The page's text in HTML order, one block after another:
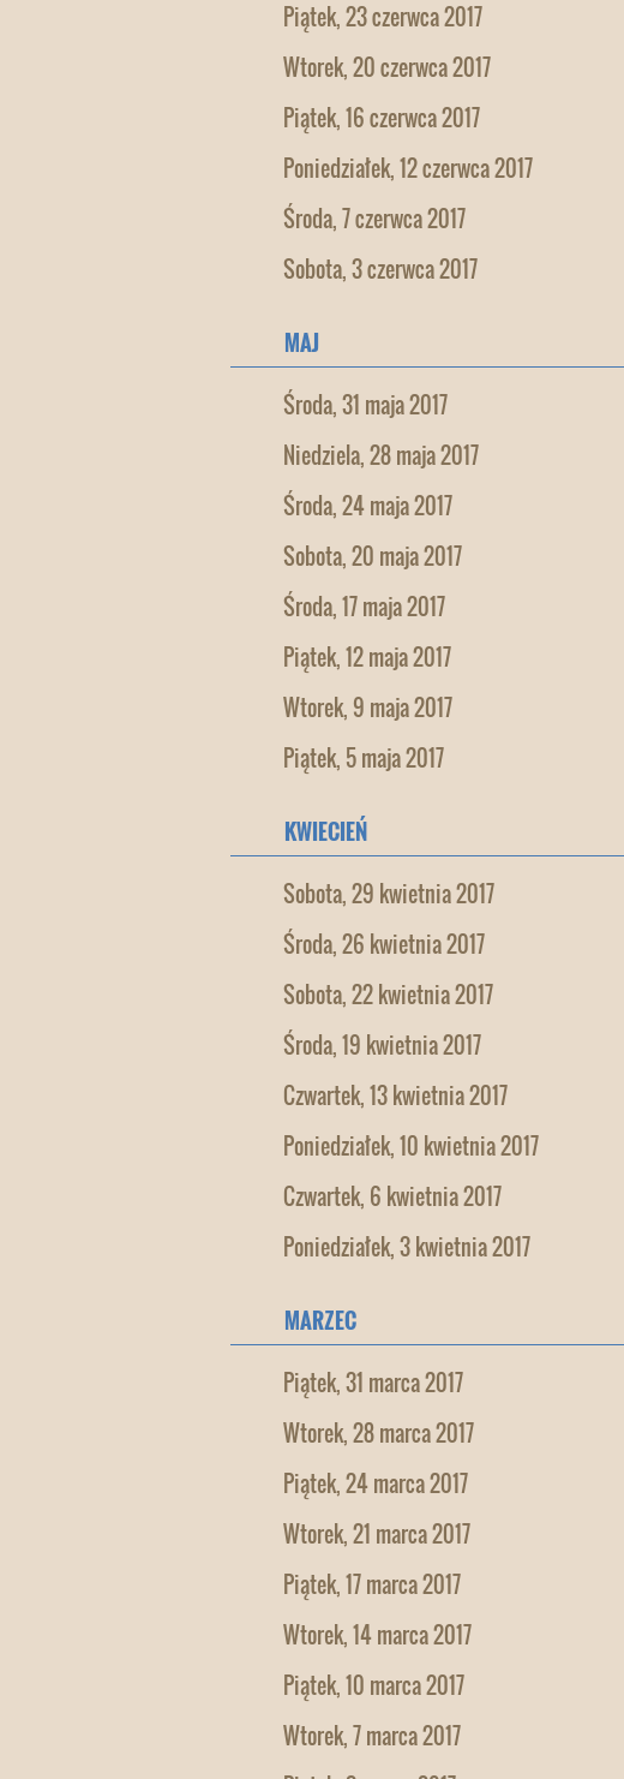
Piątek, 23 czerwca 2017
Wtorek, 20 czerwca 2017
Piątek, 16 czerwca 2017
Poniedziałek, 12 czerwca 2017
Środa, 7 czerwca 2017
Sobota, 3 czerwca 2017
MAJ
Środa, 31 maja 2017
Niedziela, 28 maja 2017
Środa, 24 maja 2017
Sobota, 20 maja 2017
Środa, 17 maja 2017
Piątek, 12 maja 2017
Wtorek, 9 maja 2017
Piątek, 5 maja 2017
KWIECIEŃ
Sobota, 29 kwietnia 2017
Środa, 26 kwietnia 2017
Sobota, 22 kwietnia 2017
Środa, 19 kwietnia 2017
Czwartek, 13 kwietnia 2017
Poniedziałek, 10 kwietnia 2017
Czwartek, 6 kwietnia 2017
Poniedziałek, 3 kwietnia 2017
MARZEC
Piątek, 31 marca 2017
Wtorek, 28 marca 2017
Piątek, 24 marca 2017
Wtorek, 21 marca 2017
Piątek, 17 marca 2017
Wtorek, 14 marca 2017
Piątek, 10 marca 2017
Wtorek, 7 marca 2017